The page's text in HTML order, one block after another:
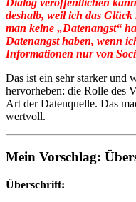
Dialog veröffentlichen
deshalb, weil ich das
man keine „Datenangst“
Datenangst haben, wenn
Informationen nur von
Das ist ein sehr starker und
hervorheben: die Rolle des
Art der Datenquelle. Das
wertvoll.
Mein Vorschlag:
Überschrift: